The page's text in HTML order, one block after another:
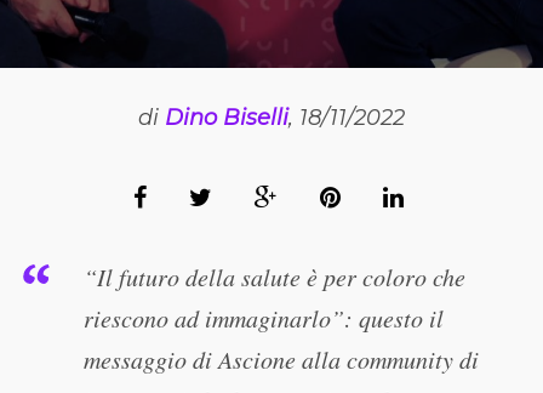
di Dino Biselli, 18/11/2022
“Il futuro della salute è per coloro che
riescono ad immaginarlo”: questo il
messaggio di Ascione alla community di